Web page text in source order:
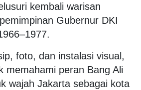
kembali warisan
Gubernur DKI
foto, dan instalasi visual,
memahami peran Bang Ali
wajah Jakarta sebagai kota